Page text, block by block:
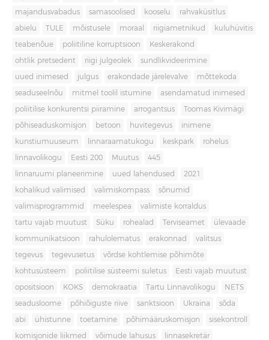
majandusvabadus samasoolised kooselu rahvaküsitlus
abielu TULE mõistusele moraal riigiametnikud kuluhüvitis
teabenõue poliitiline korruptsioon Keskerakond
ohtlik pretsedent riigi julgeolek sundlikvideerimine
uued inimesed julgus erakondade järelevalve mõttekoda
seaduseelnõu mitmel toolil istumine asendamatud inimesed
poliitilise konkurentsi piiramine arrogantsus Toomas Kivimägi
põhiseaduskomisjon betoon huvitegevus inimene
kunstiumuuseum linnaraamatukogu keskpark rohelus
linnavolikogu Eesti 200 Muutus 445
linnaruumi planeerimine uued lahendused 2021
kohalikud valimised valimiskompass sõnumid
valimisprogrammid meelespea valimiste korraldus
tartu vajab muutust Süku rohealad Terviseamet ülevaade
kommunikatsioon rahulolematus erakonnad valitsus
tegevus tegevusetus võrdse kohtlemise põhimõte
kohtusüsteem poliitilise süsteemi suletus Eesti vajab muutust
opositsioon KOKS demokraatia Tartu Linnavolikogu NETS
seadusloome põhiõiguste riive sanktsioon Ukraina sõda
abi ühistunne toetamine põhimääruskomisjon sisekontroll
komisjonide liikmed võimude lahusus linnasekretär